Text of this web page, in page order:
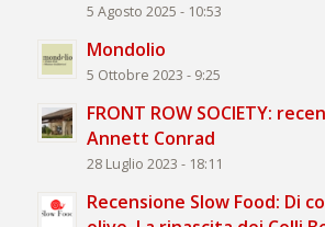
5 Agosto 2025 - 10:53
Mondolio
5 Ottobre 2023 - 9:25
FRONT ROW SOCIETY:
Annett Conrad
28 Luglio 2023 - 18:11
Recensione Slow Food: Di